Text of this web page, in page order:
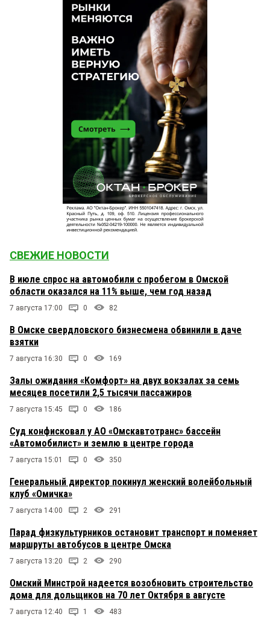
СВЕЖИЕ НОВОСТИ
В июле спрос на автомобили с пробегом в Омской
области оказался на 11% выше, чем год назад
7 августа 17:00 0 82
В Омске свердловского бизнесмена обвинили в даче
взятки
7 августа 16:30 0 169
Залы ожидания «Комфорт» на двух вокзалах за семь
месяцев посетили 2,5 тысячи пассажиров
7 августа 15:45 0 186
Суд конфисковал у АО «Омскавтотранс» бассейн
«Автомобилист» и землю в центре города
7 августа 15:01 0 350
Генеральный директор покинул женский волейбольный
клуб «Омичка»
7 августа 14:00 2 291
Парад физкультурников остановит транспорт и поменяет
маршруты автобусов в центре Омска
7 августа 13:20 2 290
Омский Минстрой надеется возобновить строительство
дома для дольщиков на 70 лет Октября в августе
7 августа 12:40 1 483